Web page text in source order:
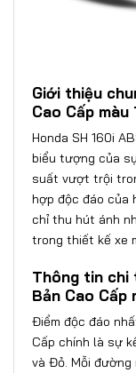
Giới thiệu
Cao Cấp
Honda SH 160i
biểu tượng của
suất vượt trội
hợp độc đáo của
chỉ thu hút ánh
trong thiết kế xe
Thông tin chi
Bản Cao Cấp
Điểm độc đáo
Cấp chính là sự
và Đỏ. Mỗi